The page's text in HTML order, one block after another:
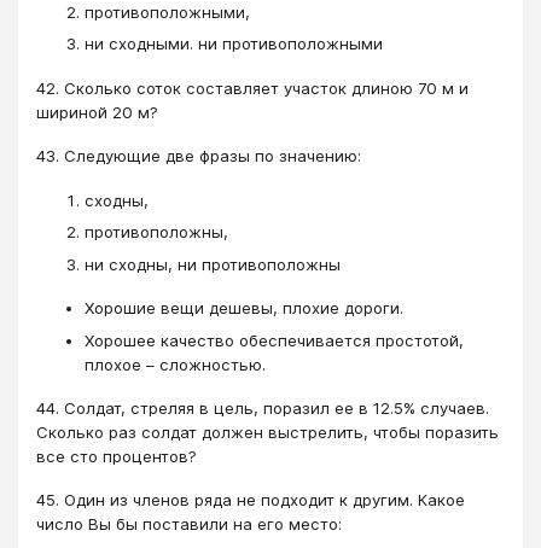
противоположными,
ни сходными. ни противоположными
42. Сколько соток составляет участок длиною 70 м и
шириной 20 м?
43. Следующие две фразы по значению:
сходны,
противоположны,
ни сходны, ни противоположны
Хорошие вещи дешевы, плохие дороги.
Хорошее качество обеспечивается простотой,
плохое – сложностью.
44. Солдат, стреляя в цель, поразил ее в 12.5% случаев.
Сколько раз солдат должен выстрелить, чтобы поразить
все сто процентов?
45. Один из членов ряда не подходит к другим. Какое
число Вы бы поставили на его место: